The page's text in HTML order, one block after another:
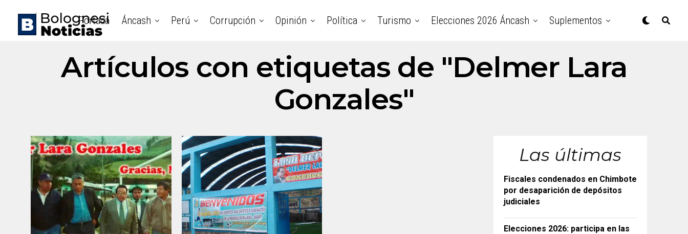
Portada Áncash Perú Corrupción Opinión Política Turismo Elecciones 2026 Áncash Suplementos
Artículos con etiquetas de "Delmer Lara
Gonzales"
Las últimas
Fiscales condenados en Chimbote
por desaparición de depósitos
judiciales
Elecciones 2026: participa en las